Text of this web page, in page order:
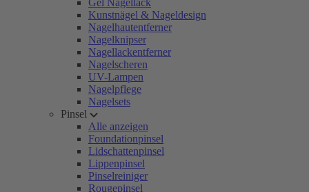
Gel Nagellack
Kunstnägel & Nageldesign
Nagelhautentferner
Nagelknipser
Nagellackentferner
Nagelscheren
UV-Lampen
Nagelpflege
Nagelsets
Pinsel
Alle anzeigen
Foundationpinsel
Lidschattenpinsel
Lippenpinsel
Pinselreiniger
Rougepinsel